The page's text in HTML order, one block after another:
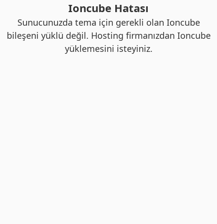
Ioncube Hatası
Sunucunuzda tema için gerekli olan Ioncube
bileşeni yüklü değil. Hosting firmanızdan Ioncube
yüklemesini isteyiniz.